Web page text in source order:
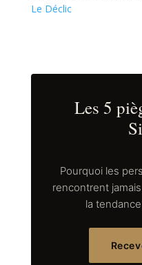
Le Déclic
Les 5
Pourquoi les
rencontrent
la